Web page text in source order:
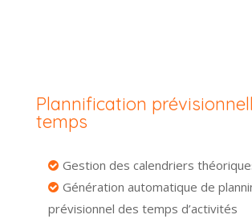
Plannification
temps
Gestion des calendriers
Génération automatique de
prévisionnel des temps d’activités